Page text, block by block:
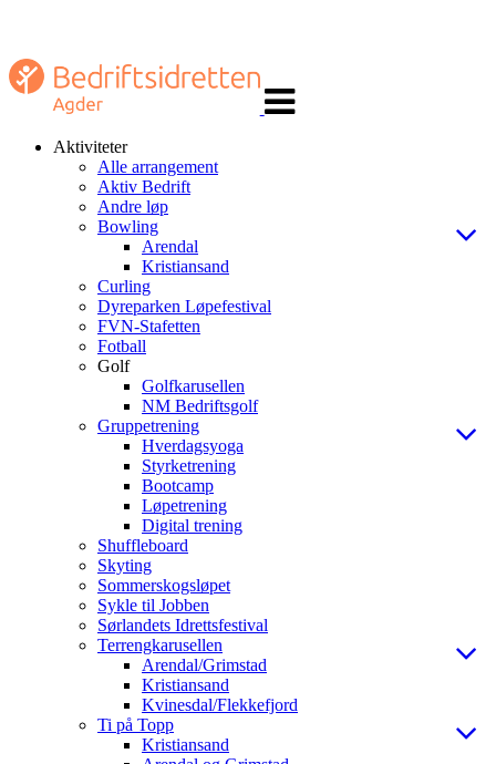
navigasjon
Aktiviteter
Alle arrangement
Aktiv Bedrift
Andre løp
Bowling
Arendal
Kristiansand
Curling
Dyreparken Løpefestival
FVN-Stafetten
Fotball
Golf
Golfkarusellen
NM Bedriftsgolf
Gruppetrening
Hverdagsyoga
Styrketrening
Bootcamp
Løpetrening
Digital trening
Shuffleboard
Skyting
Sommerskogsløpet
Sykle til Jobben
Sørlandets Idrettsfestival
Terrengkarusellen
Arendal/Grimstad
Kristiansand
Kvinesdal/Flekkefjord
Ti på Topp
Kristiansand